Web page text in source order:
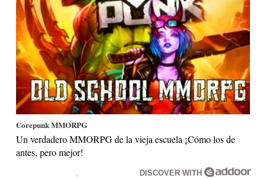
Corepunk MMORPG
Un verdadero MMORPG de la vieja escuela ¡Cómo los de
antes, pero mejor!
DISCOVER WITH